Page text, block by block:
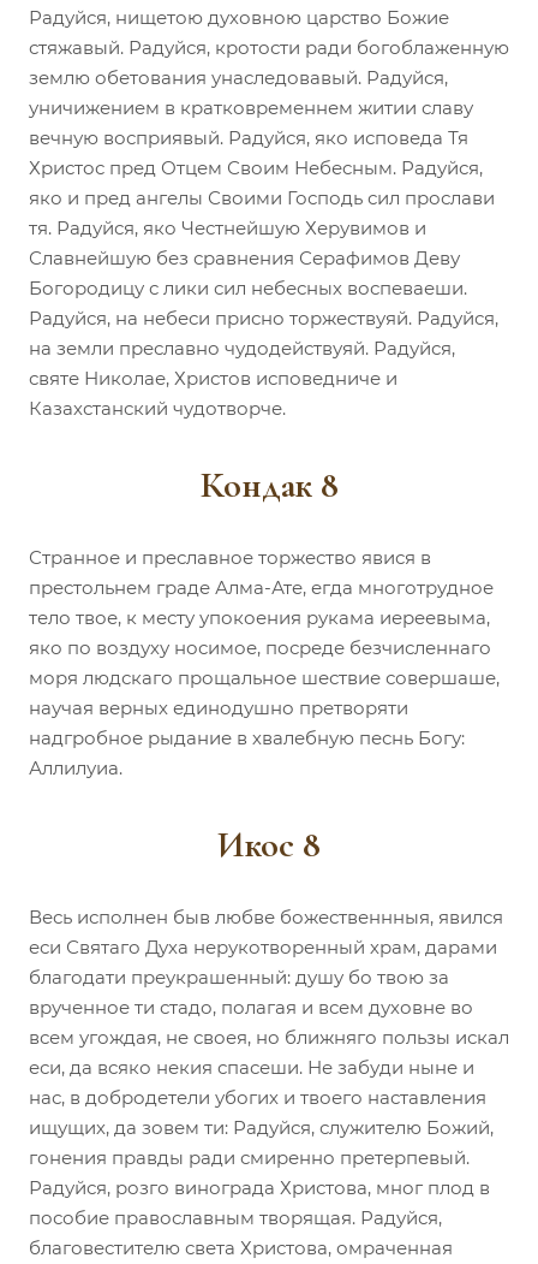
Радуйся, нищетою духовною царство Божие
стяжавый. Радуйся, кротости ради богоблаженную
землю обетования унаследовавый. Радуйся,
уничижением в кратковременнем житии славу
вечную восприявый. Радуйся, яко исповеда Тя
Христос пред Отцем Своим Небесным. Радуйся,
яко и пред ангелы Своими Господь сил прослави
тя. Радуйся, яко Честнейшую Херувимов и
Славнейшую без сравнения Серафимов Деву
Богородицу с лики сил небесных воспеваеши.
Радуйся, на небеси присно торжествуяй. Радуйся,
на земли преславно чудодействуяй. Радуйся,
святе Николае, Христов исповедниче и
Казахстанский чудотворче.
Кондак 8
Странное и преславное торжество явися в
престольнем граде Алма-Ате, егда многотрудное
тело твое, к месту упокоения рукама иереевыма,
яко по воздуху носимое, посреде безчисленнаго
моря людскаго прощальное шествие совершаше,
научая верных единодушно претворяти
надгробное рыдание в хвалебную песнь Богу:
Аллилуиа.
Икос 8
Весь исполнен быв любве божественнныя, явился
еси Святаго Духа нерукотворенный храм, дарами
благодати преукрашенный: душу бо твою за
врученное ти стадо, полагая и всем духовне во
всем угождая, не своея, но ближняго пользы искал
еси, да всяко некия спасеши. Не забуди ныне и
нас, в добродетели убогих и твоего наставления
ищущих, да зовем ти: Радуйся, служителю Божий,
гонения правды ради смиренно претерпевый.
Радуйся, розго винограда Христова, мног плод в
пособие православным творящая. Радуйся,
благовестителю света Христова, омраченная